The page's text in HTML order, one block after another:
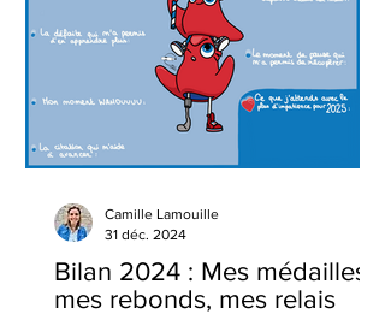
Bilan 2024 : Mes médailles,
mes rebonds, mes relais
Camille Lamouille
31 déc. 2024